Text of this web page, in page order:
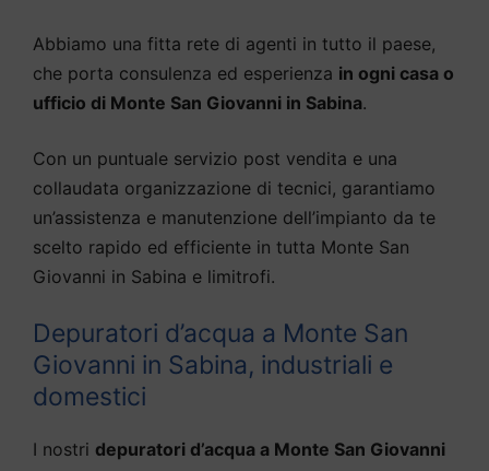
Abbiamo una fitta rete di agenti in tutto il paese,
che porta consulenza ed esperienza in ogni casa o
ufficio di Monte San Giovanni in Sabina.
Con un puntuale servizio post vendita e una
collaudata organizzazione di tecnici, garantiamo
un’assistenza e manutenzione dell’impianto da te
scelto rapido ed efficiente in tutta Monte San
Giovanni in Sabina e limitrofi.
Depuratori d’acqua a Monte San
Giovanni in Sabina, industriali e
domestici
I nostri depuratori d’acqua a Monte San Giovanni